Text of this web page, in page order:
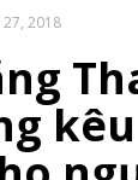
27, 2018